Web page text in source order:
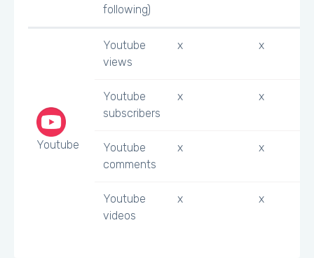
following)
Youtube
Youtube
views
x x
Youtube
subscribers
x x
Youtube
comments
x x
Youtube
videos
x x